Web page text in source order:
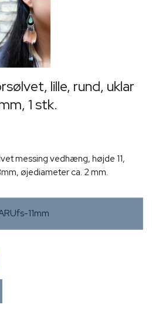
lille, rund, uklar
1 stk.
messing vedhæng, højde 11,
øjediameter ca. 2 mm.
11mm